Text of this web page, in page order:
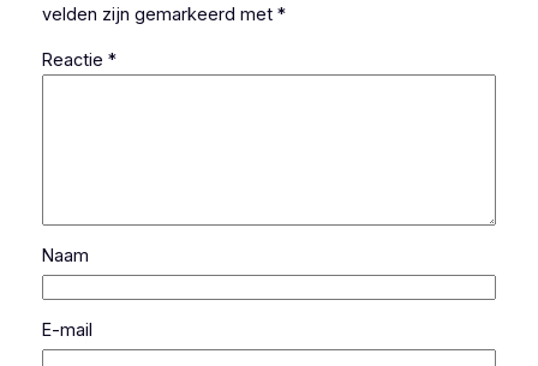
velden zijn gemarkeerd met *
Reactie *
Naam
E-mail